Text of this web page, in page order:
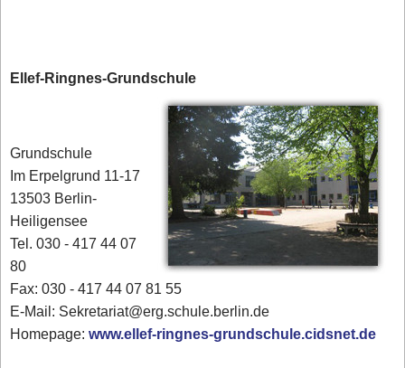
Ellef-Ringnes-Grundschule
Grundschule
Im Erpelgrund 11-17
13503 Berlin-
Heiligensee
Tel. 030 - 417 44 07
80‎
Fax: 030 - 417 44 07 81 55
E-Mail: Sekretariat@erg.schule.berlin.de
Homepage:www.ellef-ringnes-grundschule.cidsnet.de